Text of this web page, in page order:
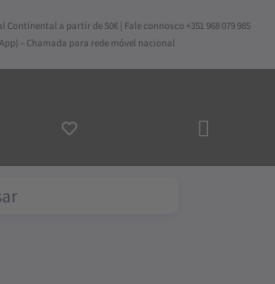
Continental a partir de 50€ | Fale connosco +351 968 079 985
– Chamada para rede móvel nacional
AO